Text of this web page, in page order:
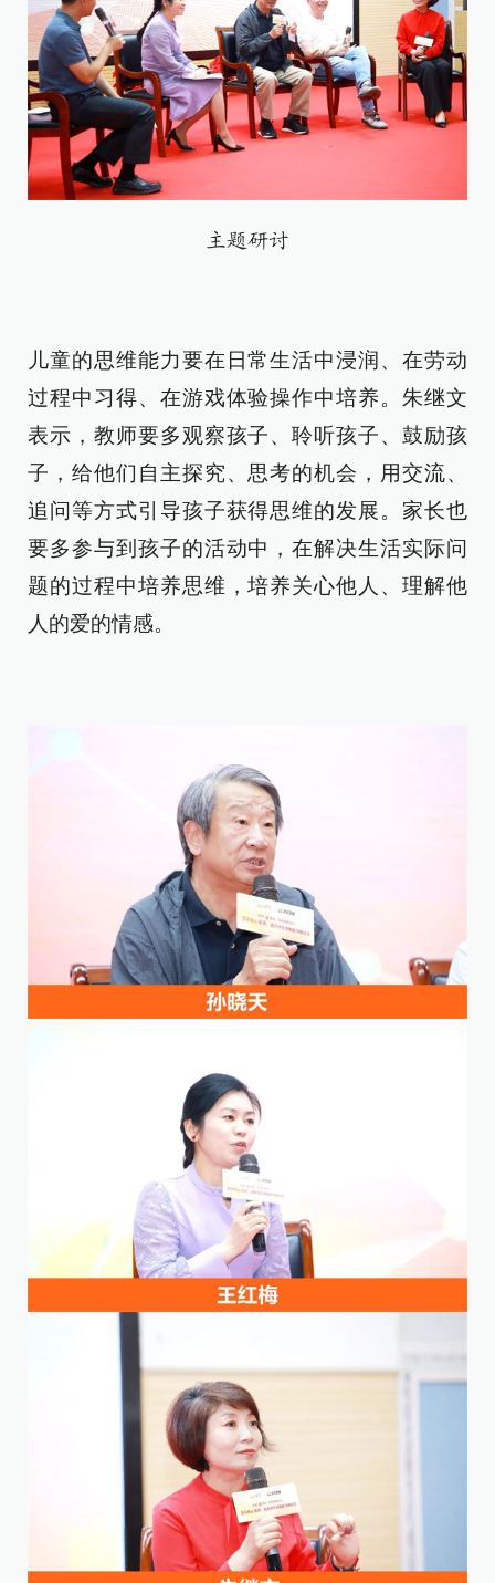
主题研讨
儿童的思维能力要在日常生活中浸润、在劳动
过程中习得、在游戏体验操作中培养。朱继文
表示，教师要多观察孩子、聆听孩子、鼓励孩
子，给他们自主探究、思考的机会，用交流、
追问等方式引导孩子获得思维的发展。家长也
要多参与到孩子的活动中，在解决生活实际问
题的过程中培养思维，培养关心他人、理解他
人的爱的情感。